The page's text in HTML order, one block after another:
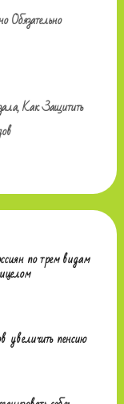
Как Защитить
по трем видам
увеличить пенсию